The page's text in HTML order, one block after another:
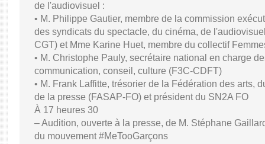
de l'audiovisuel :
• M. Philippe Gautier, membre de la commission
des syndicats du spectacle, du cinéma, de
CGT) et Mme Karine Huet, membre du collectif
• M. Christophe Pauly, secrétaire national en charge
communication, conseil, culture (F3C-CDFT)
• M. Frank Laffitte, trésorier de la Fédération des arts,
de la presse (FASAP-FO) et président du SN2A FO
À 17 heures 30
– Audition, ouverte à la presse, de M. Stéphane
du mouvement #MeTooGarçons